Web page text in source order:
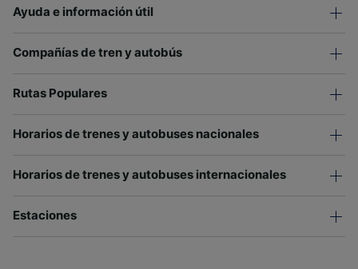
Ayuda e información útil
Compañías de tren y autobús
Rutas Populares
Horarios de trenes y autobuses nacionales
Horarios de trenes y autobuses internacionales
Estaciones